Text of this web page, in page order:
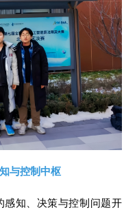
与控制中枢
感知、决策与控制问题开